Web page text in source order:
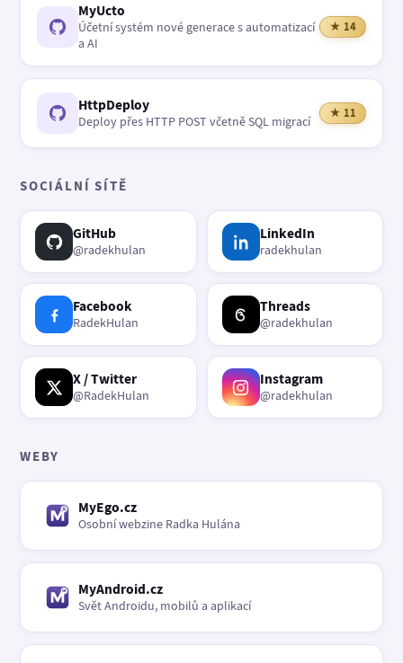
MyUcto
Účetní systém nové generace s automatizací
a AI
★ 14
HttpDeploy
Deploy přes HTTP POST včetně SQL migrací
★ 11
SOCIÁLNÍ SÍTĚ
GitHub
@radekhulan
LinkedIn
radekhulan
Facebook
RadekHulan
Threads
@radekhulan
X / Twitter
@RadekHulan
Instagram
@radekhulan
WEBY
MyEgo.cz
Osobní webzine Radka Hulána
MyAndroid.cz
Svět Androidu, mobilů a aplikací